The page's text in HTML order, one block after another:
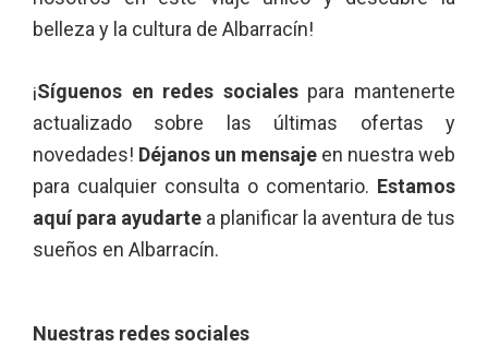
belleza y la cultura de Albarracín!
¡Síguenos en redes socialespara mantenerte
actualizado sobre las últimas ofertas y
novedades! Déjanos un mensaje en nuestra web
para cualquier consulta o comentario. Estamos
aquí para ayudarte a planificar la aventura de tus
sueños en Albarracín.
Nuestras redes sociales